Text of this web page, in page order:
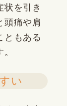
状を引き
頭痛や肩
ともある
い